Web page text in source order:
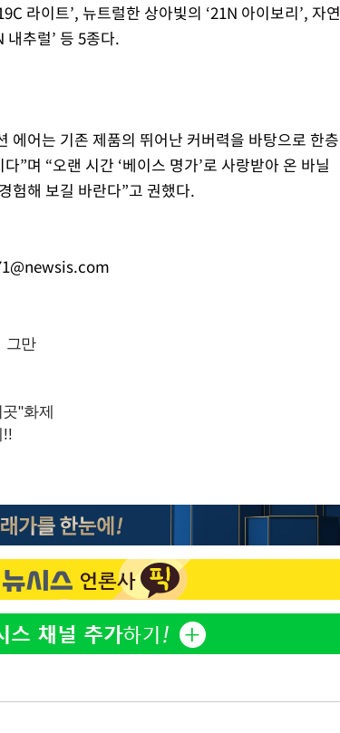
Mute
라이트’, 뉴트럴한 상아빛의 ‘21N 아이보리’, 자연
내추럴’ 등 5종다.
에어는 기존 제품의 뛰어난 커버력을 바탕으로 한층
”며 “오랜 시간 ‘베이스 명가’로 사랑받아 온 바닐
험해 보길 바란다”고 권했다.